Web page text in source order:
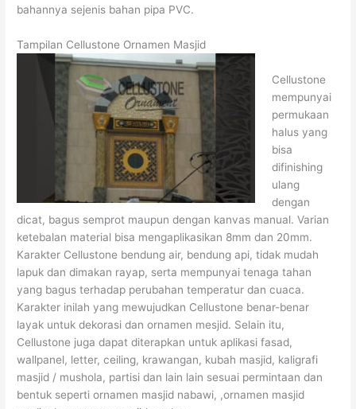
bahannya sejenis bahan pipa PVC.
Tampilan Cellustone Ornamen Masjid
Cellustone
mempunyai
permukaan
halus yang
bisa
difinishing
ulang
dengan
dicat, bagus semprot maupun dengan kanvas manual. Varian
ketebalan material bisa mengaplikasikan 8mm dan 20mm.
Karakter Cellustone bendung air, bendung api, tidak mudah
lapuk dan dimakan rayap, serta mempunyai tenaga tahan
yang bagus terhadap perubahan temperatur dan cuaca.
Karakter inilah yang mewujudkan Cellustone benar-benar
layak untuk dekorasi dan ornamen mesjid. Selain itu,
Cellustone juga dapat diterapkan untuk aplikasi fasad,
wallpanel, letter, ceiling, krawangan, kubah masjid, kaligrafi
masjid / mushola, partisi dan lain lain sesuai permintaan dan
bentuk seperti ornamen masjid nabawi, ,ornamen masjid